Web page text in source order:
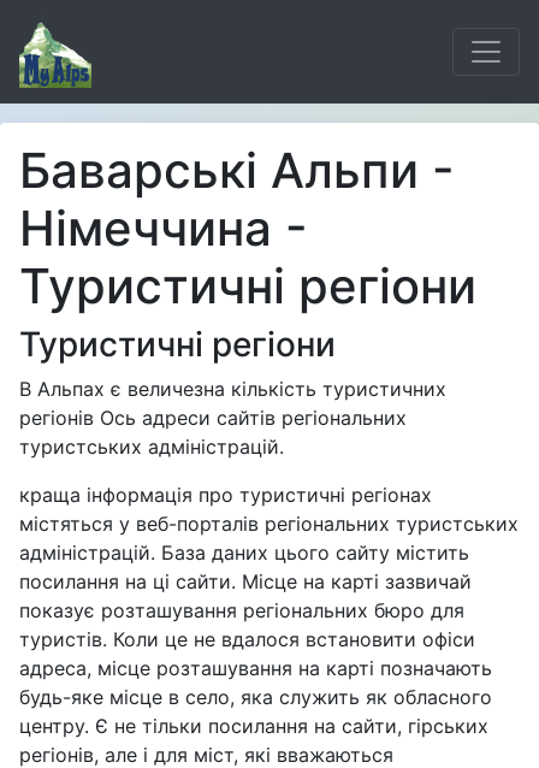
Баварські Альпи -
Німеччина -
Туристичні регіони
Туристичні регіони
В Альпах є величезна кількість туристичних
регіонів Ось адреси сайтів регіональних
туристських адміністрацій.
краща інформація про туристичні регіонах
містяться у веб-порталів регіональних туристських
адміністрацій. База даних цього сайту містить
посилання на ці сайти. Місце на карті зазвичай
показує розташування регіональних бюро для
туристів. Коли це не вдалося встановити офіси
адреса, місце розташування на карті позначають
будь-яке місце в село, яка служить як обласного
центру. Є не тільки посилання на сайти, гірських
регіонів, але і для міст, які вважаються